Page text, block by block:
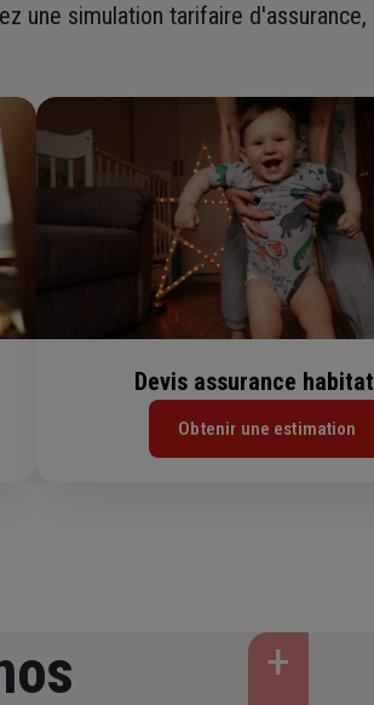
une simulation tarifaire
Devis assurance
Obtenir une estimation